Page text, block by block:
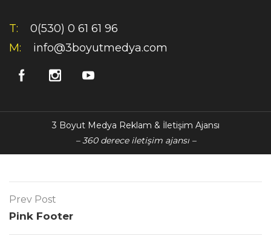
T: 0(530) 0 61 61 96
M: info@3boyutmedya.com
3 Boyut Medya Reklam & İletişim Ajansı
– 360 derece iletişim ajansı –
Prev Post
Pink Footer